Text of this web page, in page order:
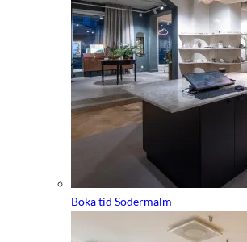
Boka tid Södermalm